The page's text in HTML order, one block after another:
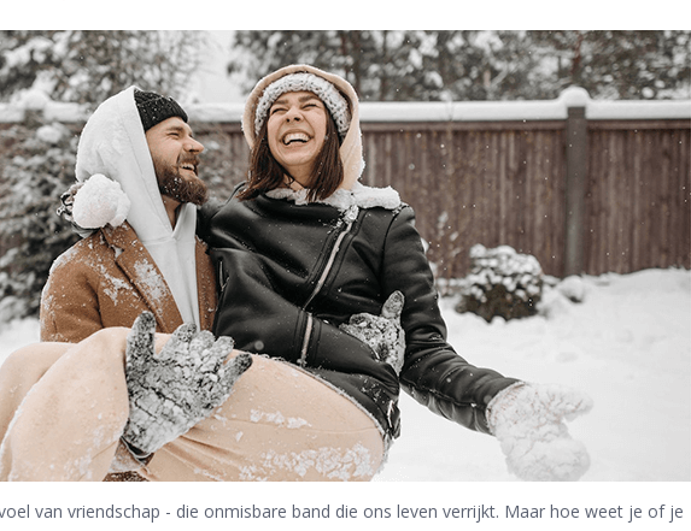
van vriendschap - die onmisbare band die ons leven verrijkt. Maar hoe weet je of je